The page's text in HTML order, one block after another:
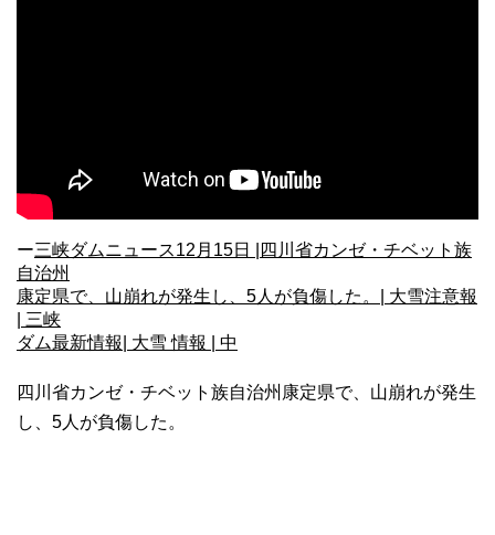
ー三峡ダムニュース12月15日 |四川省カンゼ・チベット族
自治州
康定県で、山崩れが発生し、5人が負傷した。| 大雪注意報
| 三峡
ダム最新情報| 大雪 情報 | 中
四川省カンゼ・チベット族自治州康定県で、山崩れが発生
し、5人が負傷した。